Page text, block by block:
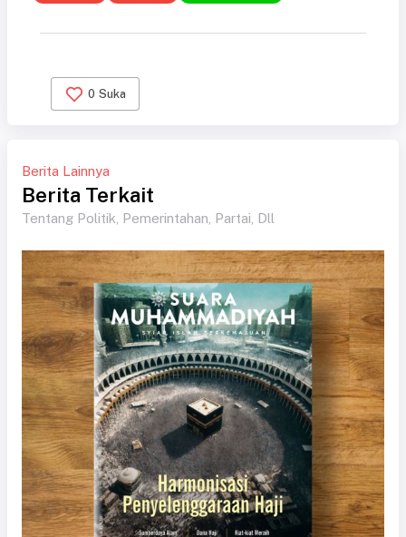
0 Suka
Berita Lainnya
Berita Terkait
Tentang Politik, Pemerintahan, Partai, Dll